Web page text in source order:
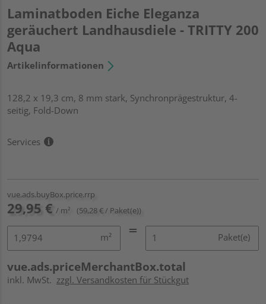
Laminatboden Eiche Eleganza
geräuchert Landhausdiele - TRITTY 200
Aqua
Artikelinformationen
128,2 x 19,3 cm, 8 mm stark, Synchronprägestruktur, 4-
seitig, Fold-Down
Services
vue.ads.buyBox.price.rrp
29,95 € / m² (59,28 € / Paket(e))
m² Paket(e)
vue.ads.priceMerchantBox.total
inkl. MwSt. zzgl. Versandkosten für Stückgut